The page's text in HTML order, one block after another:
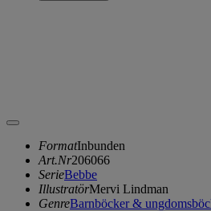
FormatInbunden
Art.Nr206066
SerieBebbe
IllustratörMervi Lindman
GenreBarnböcker &